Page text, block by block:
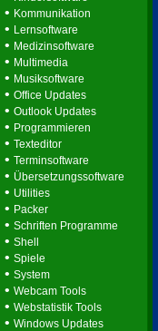
• Kommunikation
• Lernsoftware
• Medizinsoftware
• Multimedia
• Musiksoftware
• Office Updates
• Outlook Updates
• Programmieren
• Texteditor
• Terminsoftware
• Übersetzungssoftware
• Utilities
• Packer
• Schriften Programme
• Shell
• Spiele
• System
• Webcam Tools
• Webstatistik Tools
• Windows Updates